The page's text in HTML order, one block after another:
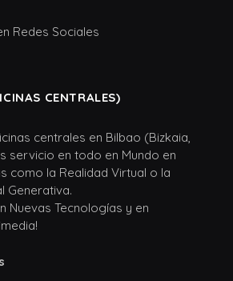
Redes Sociales
CENTRALES)
centrales en Bilbao (Bizkaia,
servicio en todo en Mundo en
como la Realidad Virtual o la
Generativa.
Nuevas Tecnologías y en